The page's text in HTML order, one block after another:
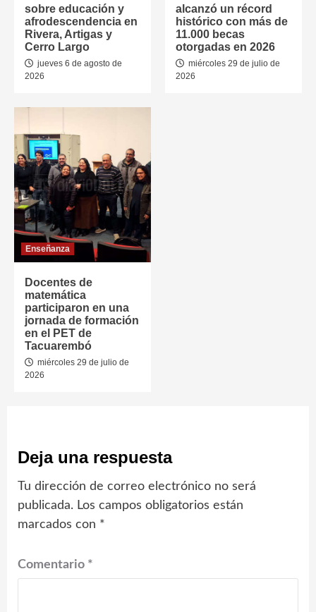
sobre educación y
afrodescendencia en
Rivera, Artigas y
Cerro Largo
jueves 6 de agosto de
2026
alcanzó un récord
histórico con más de
11.000 becas
otorgadas en 2026
miércoles 29 de julio de
2026
Enseñanza
Docentes de
matemática
participaron en una
jornada de formación
en el PET de
Tacuarembó
miércoles 29 de julio de
2026
Deja una respuesta
Tu dirección de correo electrónico no será
publicada. Los campos obligatorios están
marcados con *
Comentario *